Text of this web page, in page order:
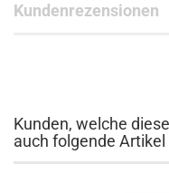
Kundenrezensionen
Kunden, welche
auch folgende